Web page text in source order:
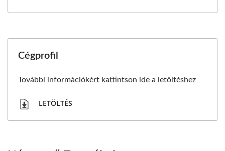
Cégprofil
További információkért kattintson ide a letöltéshez
LETÖLTÉS